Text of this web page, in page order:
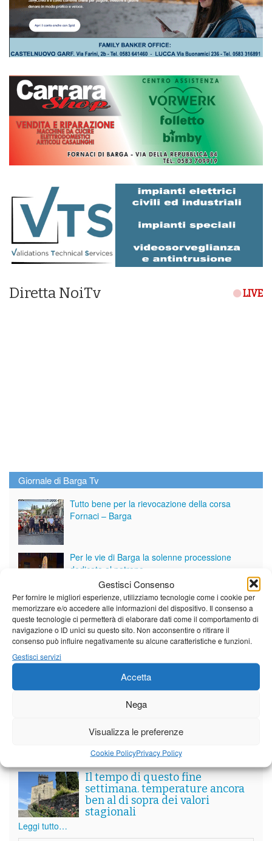
Gestisci Consenso
Per fornire le migliori esperienze, utilizziamo tecnologie come i cookie per
memorizzare e/o accedere alle informazioni del dispositivo. Il consenso a
queste tecnologie ci permetterà di elaborare dati come il comportamento di
navigazione o ID unici su questo sito. Non acconsentire o ritirare il
consenso può influire negativamente su alcune caratteristiche e funzioni.
Gestisci servizi
Accetta
Nega
Visualizza le preferenze
Cookie PolicyPrivacy Policy
Diretta NoiTv LIVE
Giornale di Barga Tv
Tutto bene per la rievocazione della corsa
Fornaci – Barga
Per le vie di Barga la solenne processione
dedicata al patrono
Partite le Piazzette 2026
Il tempo di questo fine
settimana. temperature ancora
ben al di sopra dei valori
stagionali
Leggi tutto…